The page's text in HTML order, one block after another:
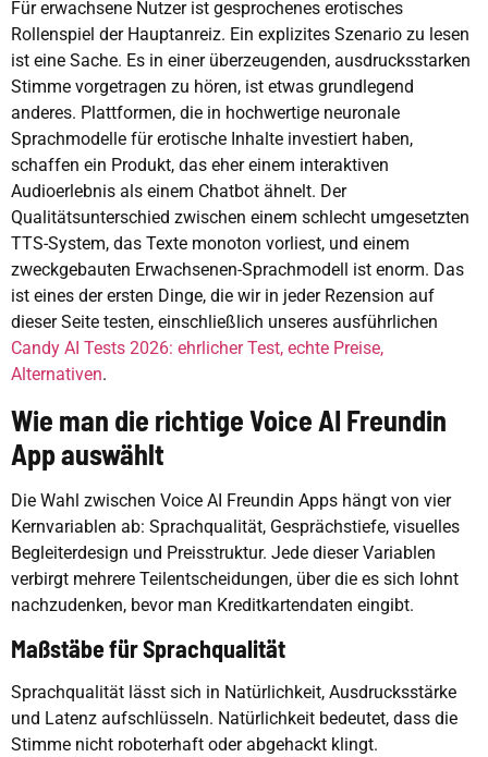
Für erwachsene Nutzer ist gesprochenes erotisches
Rollenspiel der Hauptanreiz. Ein explizites Szenario zu lesen
ist eine Sache. Es in einer überzeugenden, ausdrucksstarken
Stimme vorgetragen zu hören, ist etwas grundlegend
anderes. Plattformen, die in hochwertige neuronale
Sprachmodelle für erotische Inhalte investiert haben,
schaffen ein Produkt, das eher einem interaktiven
Audioerlebnis als einem Chatbot ähnelt. Der
Qualitätsunterschied zwischen einem schlecht umgesetzten
TTS-System, das Texte monoton vorliest, und einem
zweckgebauten Erwachsenen-Sprachmodell ist enorm. Das
ist eines der ersten Dinge, die wir in jeder Rezension auf
dieser Seite testen, einschließlich unseres ausführlichen
Candy AI Tests 2026: ehrlicher Test, echte Preise,
Alternativen.
Wie man die richtige Voice AI Freundin
App auswählt
Die Wahl zwischen Voice AI Freundin Apps hängt von vier
Kernvariablen ab: Sprachqualität, Gesprächstiefe, visuelles
Begleiterdesign und Preisstruktur. Jede dieser Variablen
verbirgt mehrere Teilentscheidungen, über die es sich lohnt
nachzudenken, bevor man Kreditkartendaten eingibt.
Maßstäbe für Sprachqualität
Sprachqualität lässt sich in Natürlichkeit, Ausdrucksstärke
und Latenz aufschlüsseln. Natürlichkeit bedeutet, dass die
Stimme nicht roboterhaft oder abgehackt klingt.